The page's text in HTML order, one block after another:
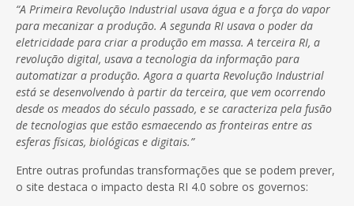
“A Primeira Revolução Industrial usava água e a força do vapor
para mecanizar a produção. A segunda RI usava o poder da
eletricidade para criar a produção em massa. A terceira RI, a
revolução digital, usava a tecnologia da informação para
automatizar a produção. Agora a quarta Revolução Industrial
está se desenvolvendo à partir da terceira, que vem ocorrendo
desde os meados do século passado, e se caracteriza pela fusão
de tecnologias que estão esmaecendo as fronteiras entre as
esferas físicas, biológicas e digitais.”
Entre outras profundas transformações que se podem prever,
o site destaca o impacto desta RI 4.0 sobre os governos: